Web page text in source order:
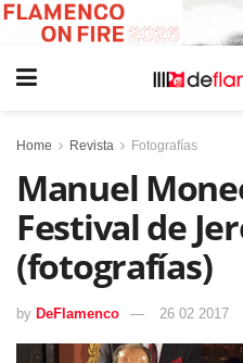
Home Revista Fotografías
Manuel
Festival de
(fotografías)
by DeFlamenco 26 02 2017